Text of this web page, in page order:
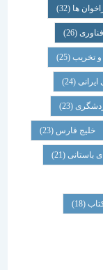
(32)
(26)
(25)
(23)
(23)
(21)